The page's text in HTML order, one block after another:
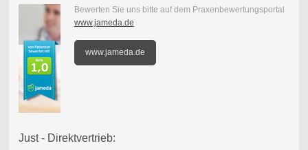
Bewerten Sie uns bitte auf dem Praxenbewertungsportal
www.jameda.de
www.jameda.de
Just - Direktvertrieb: